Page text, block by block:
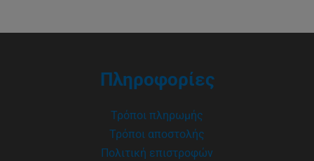
Πληροφορίες
Τρόποι πληρωμής
Τρόποι αποστολής
Πολιτική επιστροφών